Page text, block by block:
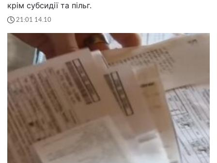
крім субсидії та пільг.
21:01 14.10